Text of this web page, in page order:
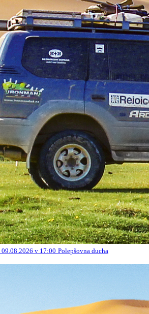
09.08.2026 v 17:00 Polepšovna ducha